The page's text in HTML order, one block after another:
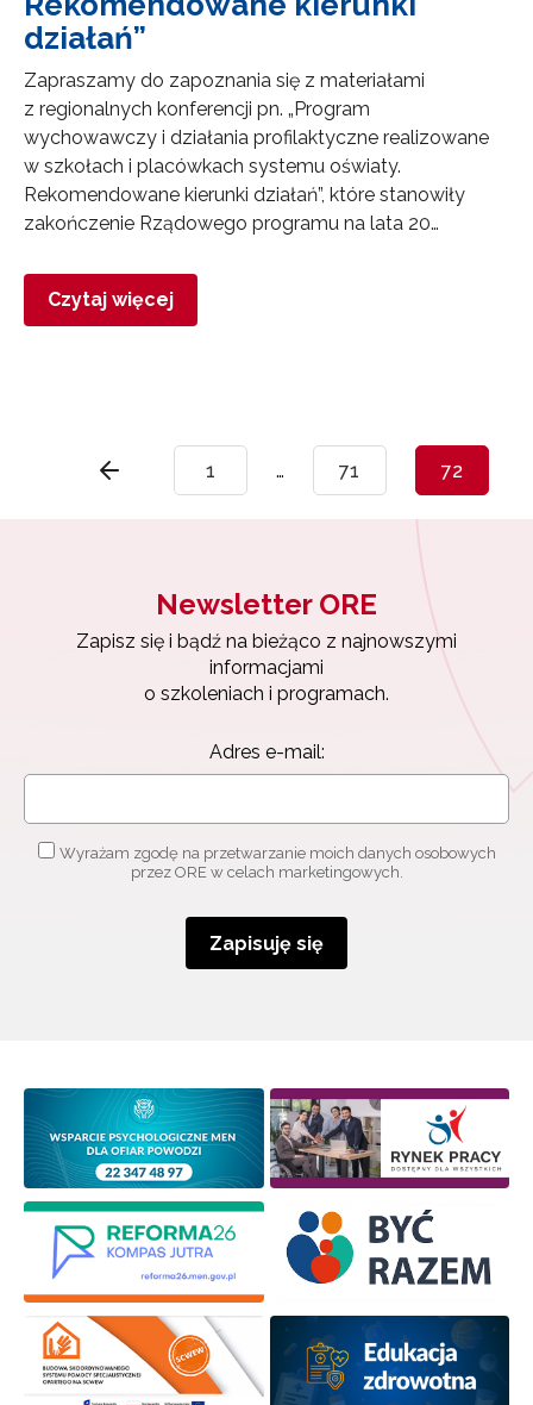
działań”
Zapraszamy do zapoznania się z materiałami
z regionalnych konferencji pn. „Program
wychowawczy i działania profilaktyczne realizowane
w szkołach i placówkach systemu oświaty.
Rekomendowane kierunki działań”, które stanowiły
zakończenie Rządowego programu na lata 20…
Czytaj więcej
1 … 71 72
Newsletter ORE
Zapisz się i bądź na bieżąco z najnowszymi
informacjami
o szkoleniach i programach.
Adres e-mail:
Wyrażam zgodę na przetwarzanie moich danych osobowych
przez ORE w celach marketingowych.
Zapisuję się